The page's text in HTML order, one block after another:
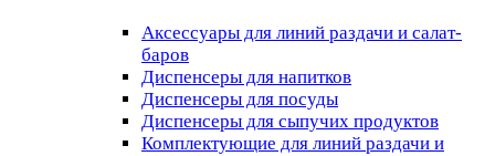
Аксессуары для линий раздачи и салат-
баров
Диспенсеры для напитков
Диспенсеры для посуды
Диспенсеры для сыпучих продуктов
Комплектующие для линий раздачи и